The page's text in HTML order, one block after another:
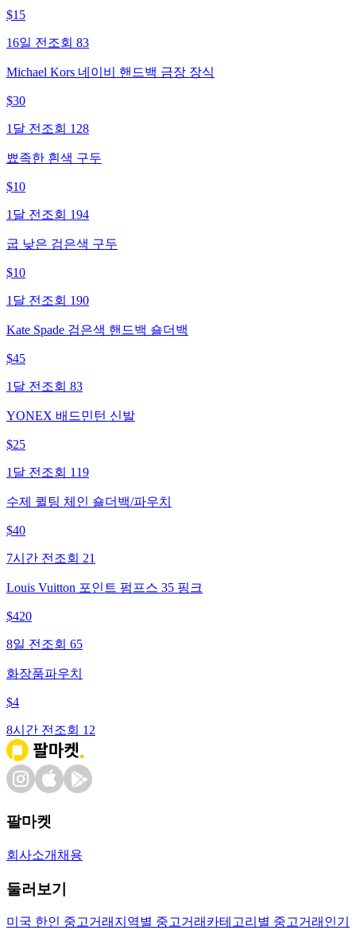
$15
16일 전 조회 83
Michael Kors 네이비 핸드백 금장 장식
$30
1달 전 조회 128
뾰족한 흰색 구두
$10
1달 전 조회 194
굽 낮은 검은색 구두
$10
1달 전 조회 190
Kate Spade 검은색 핸드백 숄더백
$45
1달 전 조회 83
YONEX 배드민턴 신발
$25
1달 전 조회 119
수제 퀼팅 체인 숄더백/파우치
$40
7시간 전 조회 21
Louis Vuitton 포인트 펌프스 35 핑크
$420
8일 전 조회 65
화장품파우치
$4
8시간 전 조회 12
팔마켓
회사소개 채용
둘러보기
미국 한인 중고거래 지역별 중고거래 카테고리별 중고거래 인기